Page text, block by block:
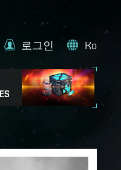
로그인 Ko